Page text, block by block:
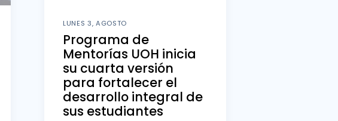
LUNES 3, AGOSTO
Programa de
Mentorías UOH inicia
su cuarta versión
para fortalecer el
desarrollo integral de
sus estudiantes